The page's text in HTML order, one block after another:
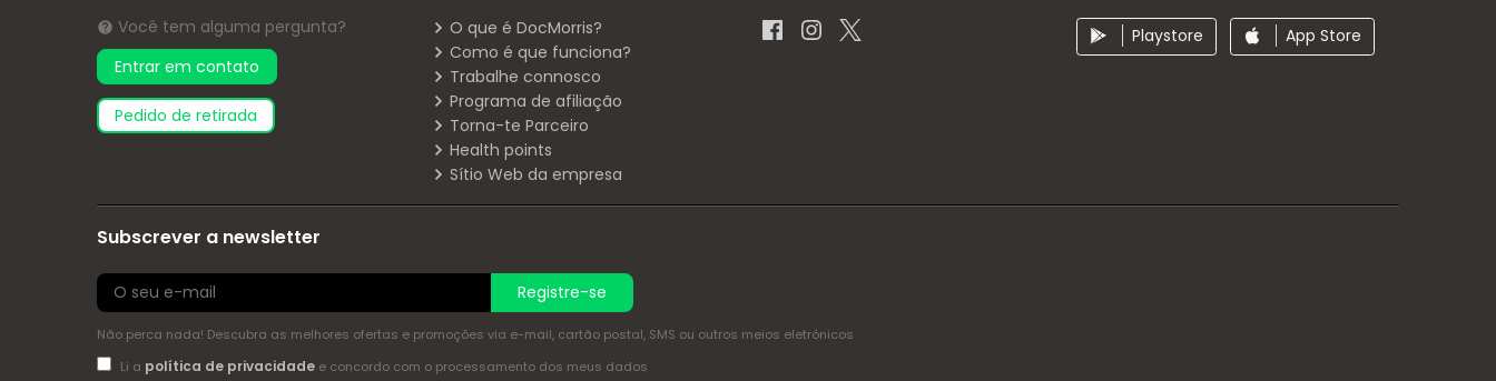
Você tem alguma pergunta?
Entrar em contato
pedido de retirada
O que é DocMorris?
Como é que funciona?
Trabalhe connosco
Programa de afiliação
Torna-te Parceiro
Health points
Sítio Web da empresa
Playstore App Store
Subscrever a newsletter
Registre-se
Não perca nada! Descubra as melhores ofertas e promoções via e-mail, cartão postal, SMS ou outros meios eletrónicos
Li a política de privacidadee concordo com o processamento dos meus dados